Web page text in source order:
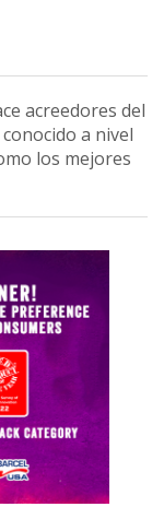
acreedores del
a nivel
los mejores